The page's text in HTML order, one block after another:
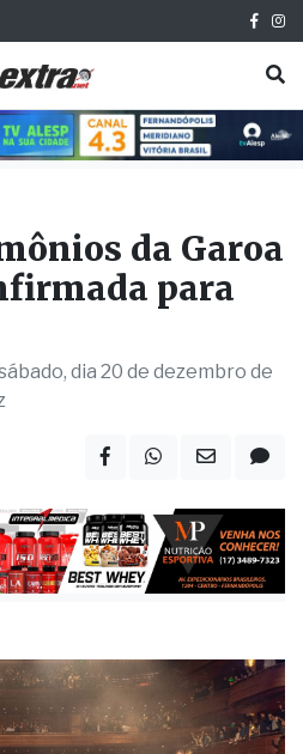
da Garoa
para